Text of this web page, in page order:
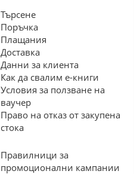
Търсене
Поръчка
Плащания
Доставка
Данни за клиента
Как да свалим е-книги
Условия за ползване на
ваучер
Право на отказ от закупена
стока
Правилници за
промоционални кампании